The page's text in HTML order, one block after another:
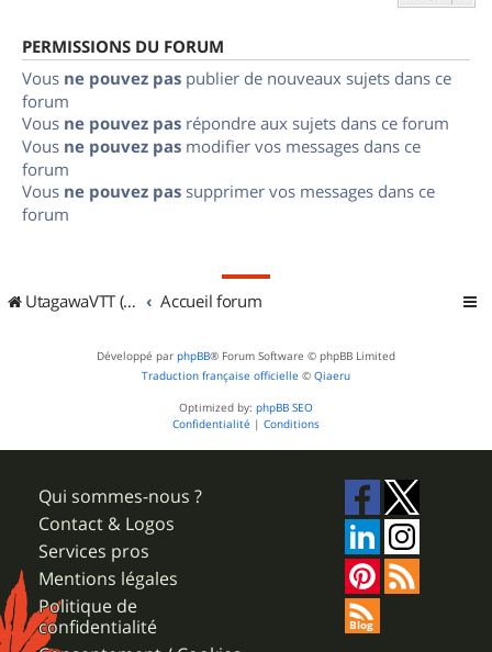
PERMISSIONS DU FORUM
Vous ne pouvez pas publier de nouveaux sujets dans ce
forum
Vous ne pouvez pas répondre aux sujets dans ce forum
Vous ne pouvez pas modifier vos messages dans ce
forum
Vous ne pouvez pas supprimer vos messages dans ce
forum
UtagawaVTT (Randos VTT et VTTAE avec traces GPS) Accueil forum
Développé par phpBB® Forum Software © phpBB Limited
Traduction française officielle © Qiaeru
Optimized by: phpBB SEO
Confidentialité | Conditions
Qui sommes-nous ?
Contact & Logos
Services pros
Mentions légales
Politique de
confidentialité